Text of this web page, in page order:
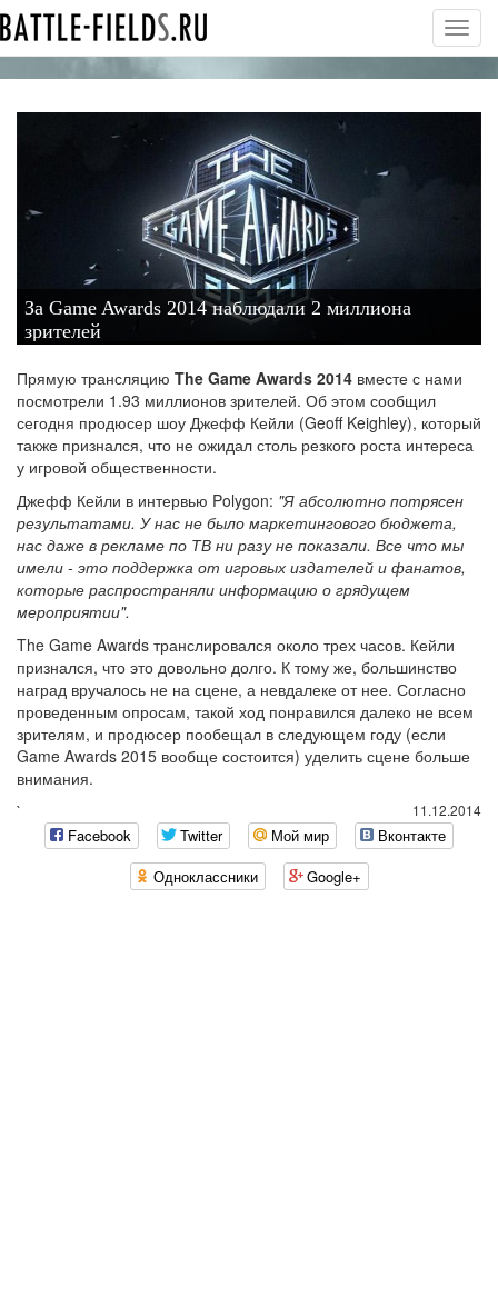
За Game Awards 2014 наблюдали 2 миллиона
зрителей
Прямую трансляцию The Game Awards 2014 вместе с нами
посмотрели 1.93 миллионов зрителей. Об этом сообщил
сегодня продюсер шоу Джефф Кейли (Geoff Keighley), который
также признался, что не ожидал столь резкого роста интереса
у игровой общественности.
Джефф Кейли в интервью Polygon: "Я абсолютно потрясен
результатами. У нас не было маркетингового бюджета,
нас даже в рекламе по ТВ ни разу не показали. Все что мы
имели - это поддержка от игровых издателей и фанатов,
которые распространяли информацию о грядущем
мероприятии".
The Game Awards транслировался около трех часов. Кейли
признался, что это довольно долго. К тому же, большинство
наград вручалось не на сцене, а невдалеке от нее. Согласно
проведенным опросам, такой ход понравился далеко не всем
зрителям, и продюсер пообещал в следующем году (если
Game Awards 2015 вообще состоится) уделить сцене больше
внимания.
11.12.2014
`
Facebook Twitter Мой мир
Вконтакте
Одноклассники
Google+